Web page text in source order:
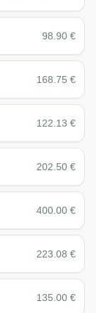
98.90 €
168.75 €
122.13 €
202.50 €
400.00 €
223.08 €
135.00 €